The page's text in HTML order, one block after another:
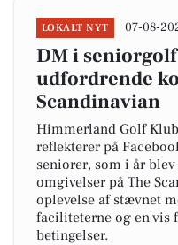
LOKALT NYT 07-08-
DM i
udfordrende
Scandinavian
Himmerland Golf
reflekterer på
seniorer, som i år
omgivelser på The
oplevelse af stævnet
faciliteterne og en vis
betingelser.